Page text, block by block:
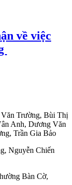
về việc
Văn Trường, Bùi Thị
Anh, Dương Văn
, Trần Gia Bảo
, Nguyễn Chiến
Bàn Cờ,